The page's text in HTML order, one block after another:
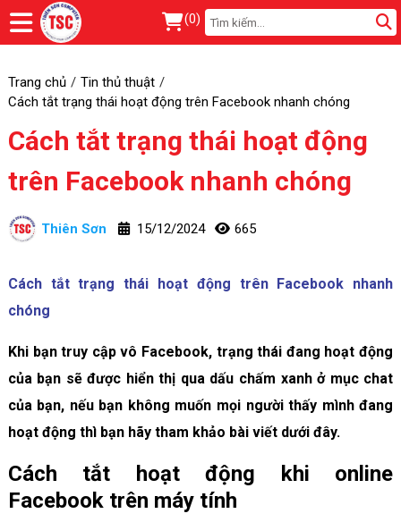
(0)
Trang chủ
Tin thủ thuật
Cách tắt trạng thái hoạt động trên Facebook nhanh chóng
Cách tắt trạng thái hoạt động
trên Facebook nhanh chóng
Thiên Sơn 15/12/2024 665
Cách tắt trạng thái hoạt động trên Facebook nhanh
chóng
Khi bạn truy cập vô Facebook, trạng thái đang hoạt động
của bạn sẽ được hiển thị qua dấu chấm xanh ở mục chat
của bạn, nếu bạn không muốn mọi người thấy mình đang
hoạt động thì bạn hãy tham khảo bài viết dưới đây.
Cách tắt hoạt động khi online
Facebook trên máy tính